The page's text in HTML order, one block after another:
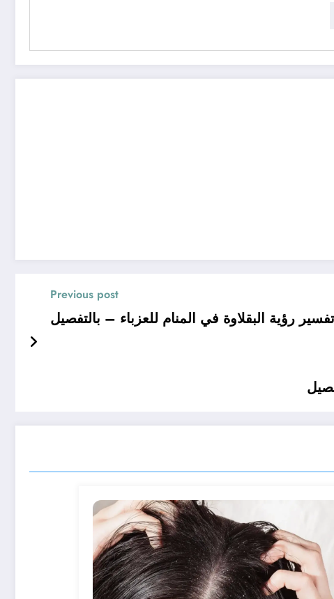
Previous post
رؤية البقلاوة في المنام للعزباء – بالتفصيل